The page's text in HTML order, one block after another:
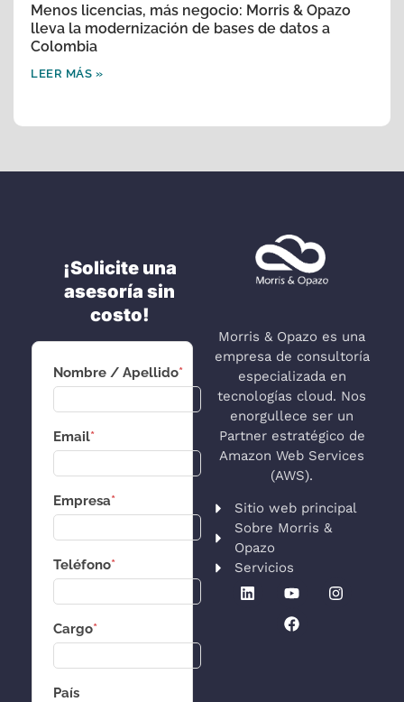
Menos licencias, más negocio: Morris & Opazo
lleva la modernización de bases de datos a
Colombia
LEER MÁS »
¡Solicite una
asesoría sin
costo!
Nombre / Apellido*
Email*
Empresa*
Teléfono*
Cargo*
País
Morris & Opazo es una
empresa de consultoría
especializada en
tecnologías cloud. Nos
enorgullece ser un
Partner estratégico de
Amazon Web Services
(AWS).
Sitio web principal
Sobre Morris &
Opazo
Servicios